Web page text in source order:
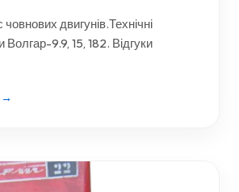
двигунів.Технічні
Волгар-9.9, 15, 182. Відгуки